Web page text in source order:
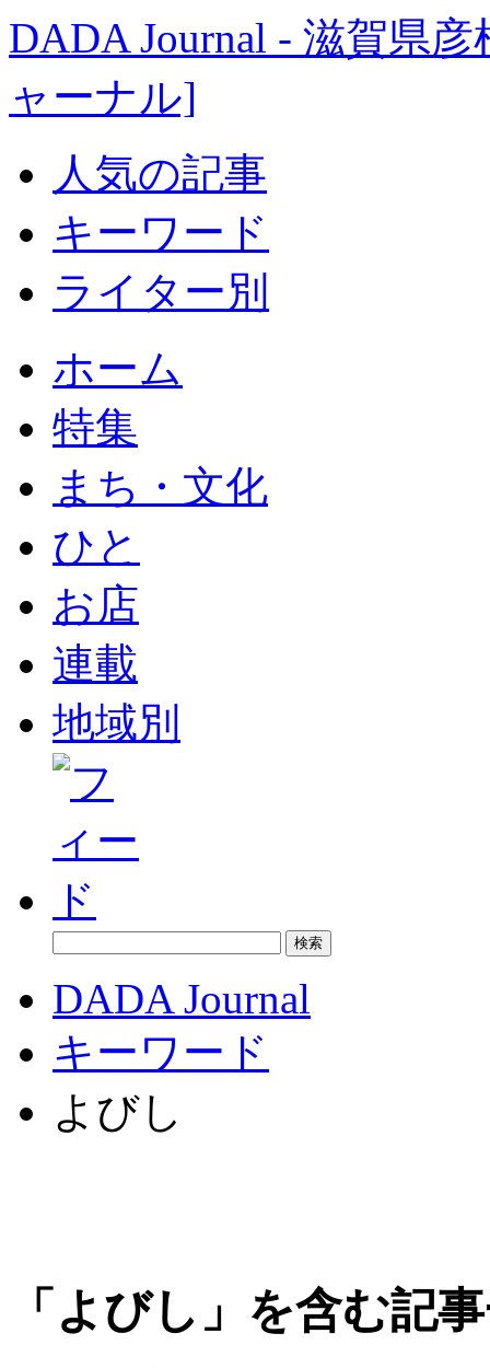
DADA Journal - 滋賀県
ャーナル]
人気の記事
キーワード
ライター別
ホーム
特集
まち・文化
ひと
お店
連載
地域別
DADA Journal
キーワード
よびし
「よびし」を含む記